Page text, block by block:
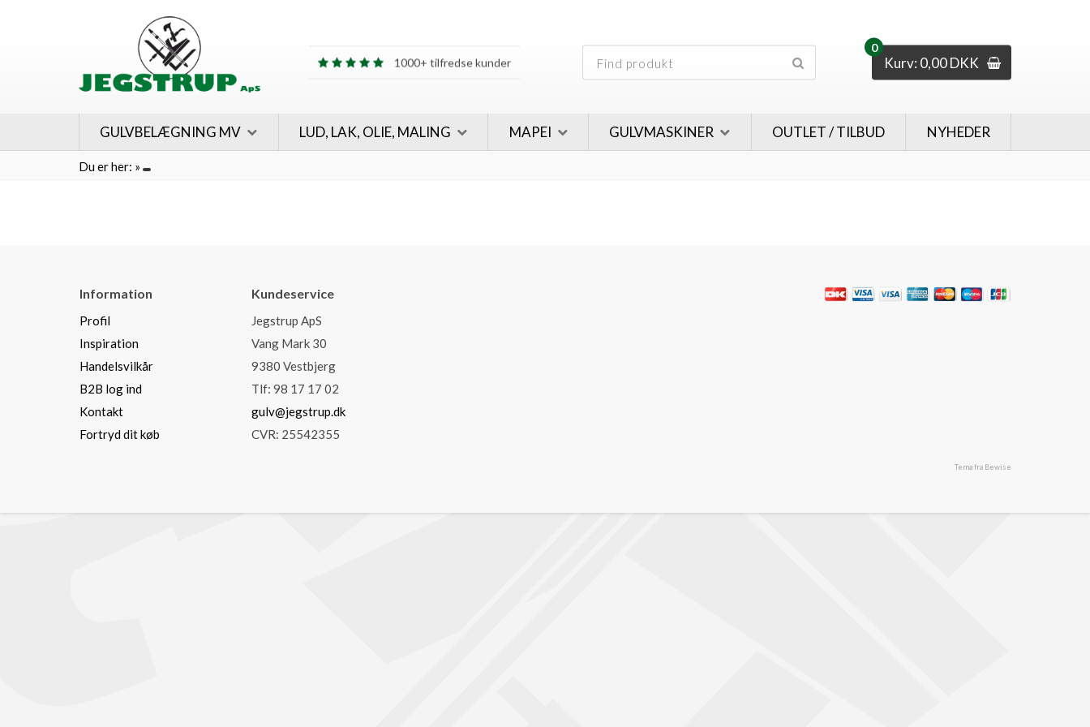
0
Kurv: 0,00 DKK
1000+ tilfredse kunder
1000+ tilfredse kunder
GULVBELÆGNING MV LUD, LAK, OLIE, MALING MAPEI GULVMASKINER OUTLET / TILBUD NYHEDER
Du er her: »
Information
Profil
Inspiration
Handelsvilkår
B2B log ind
Kontakt
Fortryd dit køb
Kundeservice
Jegstrup ApS
Vang Mark 30
9380 Vestbjerg
Tlf: 98 17 17 02
gulv@jegstrup.dk
CVR: 25542355
Tema fra Bewise